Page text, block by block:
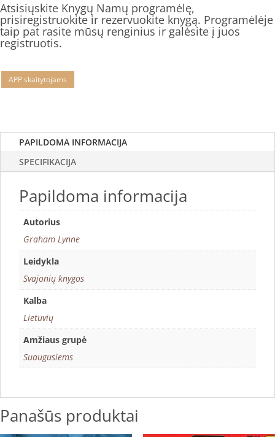
Atsisiųskite Knygų Namų programėlę,
prisiregistruokite ir rezervuokite knygą. Programėlėje
taip pat rasite mūsų renginius ir galėsite į juos
registruotis.
APP skaitytojams
PAPILDOMA INFORMACIJA
SPECIFIKACIJA
Papildoma informacija
Autorius
Graham Lynne
Leidykla
Svajonių knygos
Kalba
Lietuvių
Amžiaus grupė
Suaugusiems
Panašūs produktai